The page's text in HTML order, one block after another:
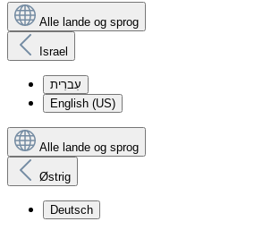
Alle lande og sprog
Israel
עִברִית
English (US)
Alle lande og sprog
Østrig
Deutsch